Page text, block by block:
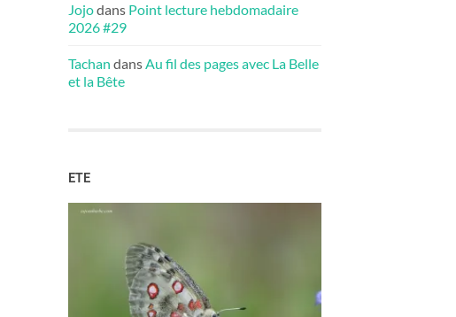
Jojodans Point lecture hebdomadaire
2026 #29
Tachan dansAu fil des pages avec La Belle
et la Bête
ETE